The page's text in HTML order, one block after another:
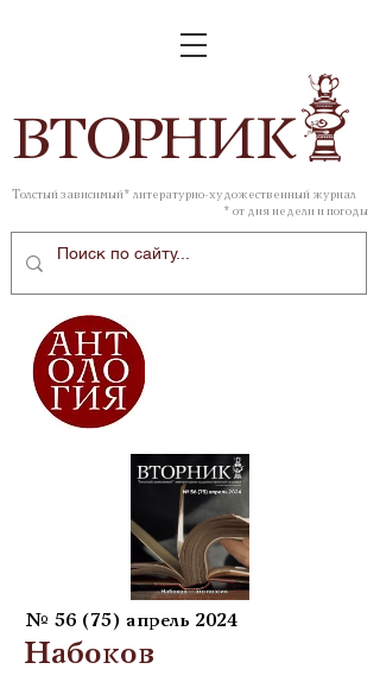
ВТОРНИК
Толстый зависимый* литературно-художественный журнал
* от дня недели и погоды
№ 56 (75) апрель 2024
Набоков